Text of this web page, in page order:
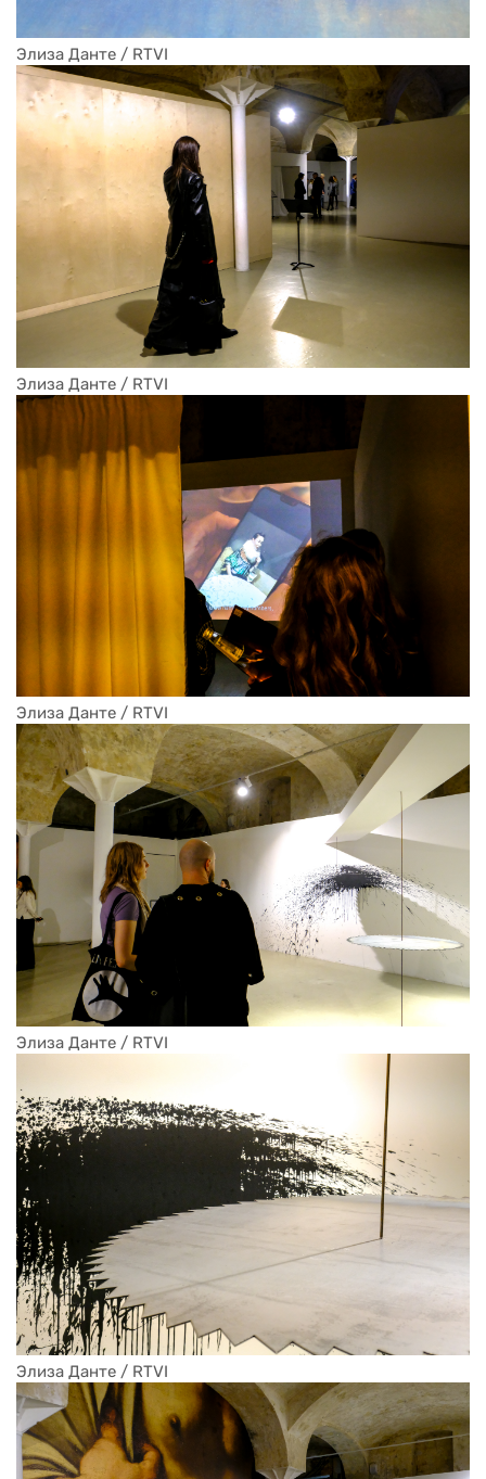
Элиза Данте / RTVI
Элиза Данте / RTVI
Элиза Данте / RTVI
Элиза Данте / RTVI
Элиза Данте / RTVI